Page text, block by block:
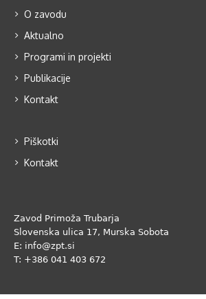
O zavodu
Aktualno
Programi in projekti
Publikacije
Kontakt
Piškotki
Kontakt
Zavod Primoža Trubarja
Slovenska ulica 17, Murska Sobota
E: info@zpt.si
T: +386 041 403 672